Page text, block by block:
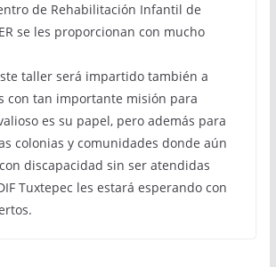
de Rehabilitación Infantil de
se les proporcionan con mucho
taller será impartido también a
con tan importante misión para
es su papel, pero además para
colonias y comunidades donde aún
discapacidad sin ser atendidas
Tuxtepec les estará esperando con